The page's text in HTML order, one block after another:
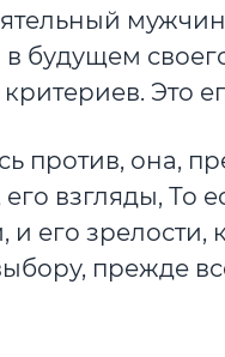
будущем
Это
против, она,
взгляды, То
и его
прежде